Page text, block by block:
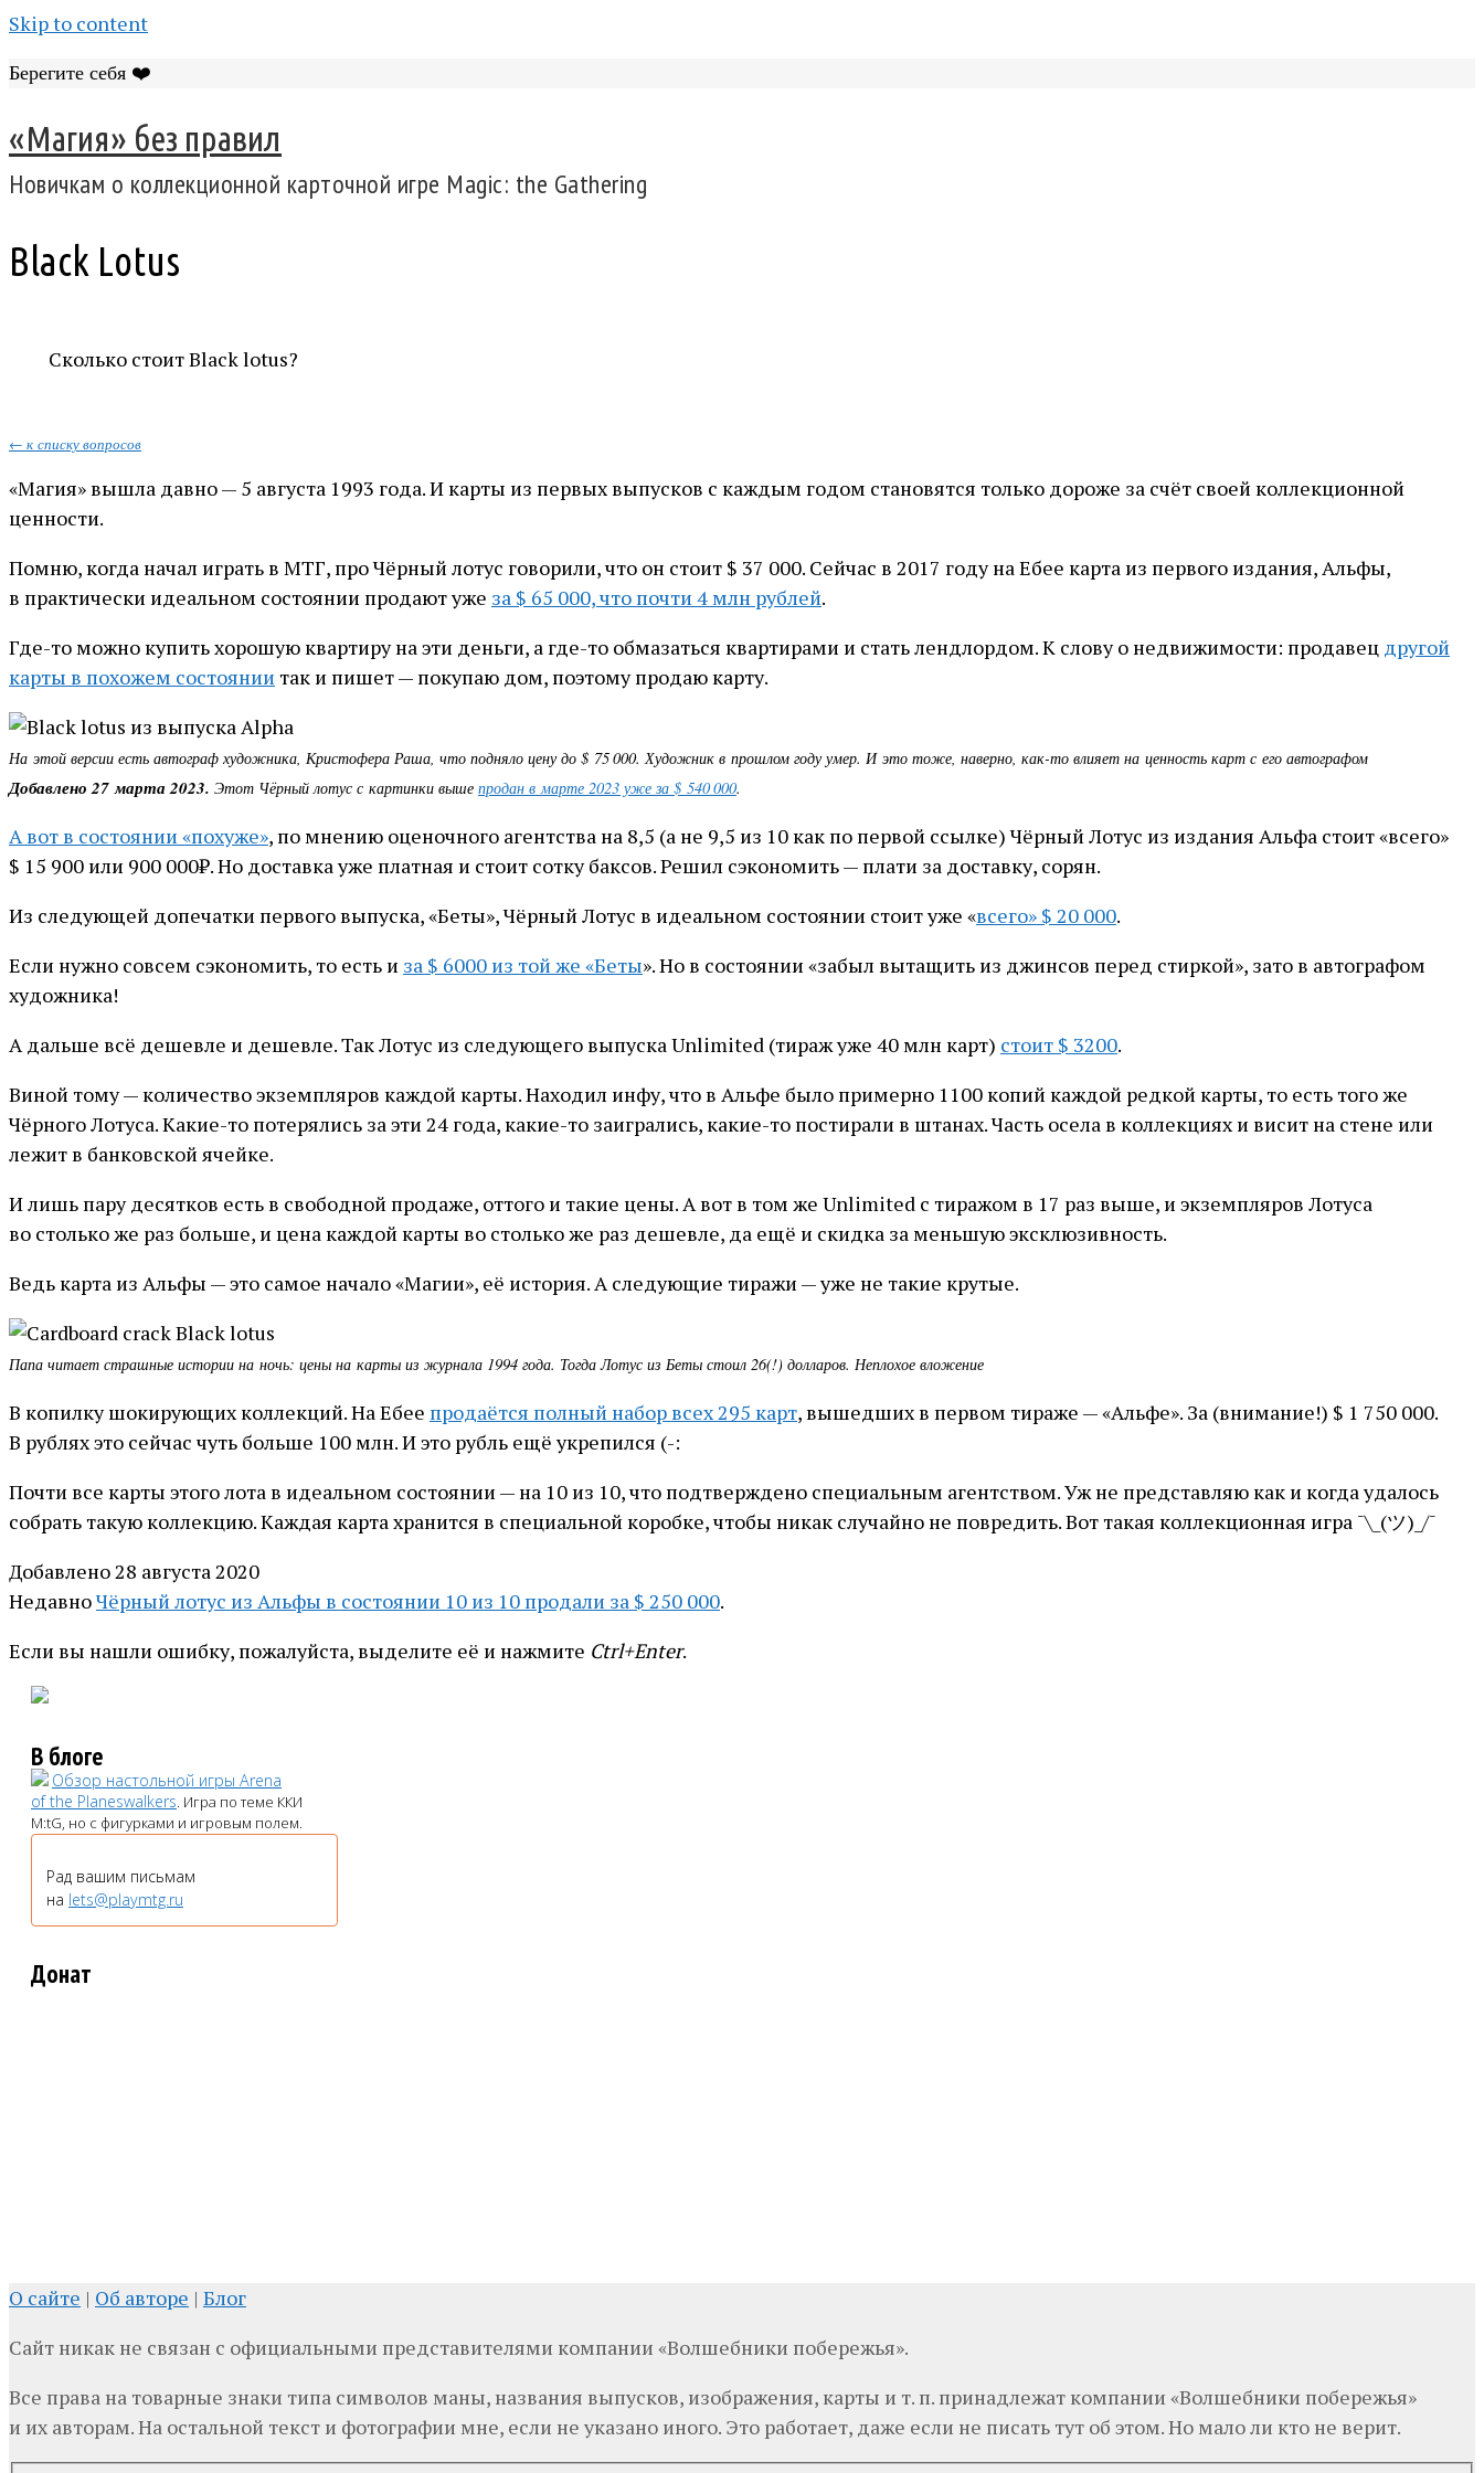
Skip to content
Берегите себя ❤️
«Магия» без правил
Новичкам о коллекционной карточной игре Magic: the Gathering
Black Lotus
Сколько стоит Black lotus?
← к списку вопросов
«Магия» вышла давно — 5 августа 1993 года. И карты из первых выпусков с каждым годом становятся только дороже за счёт своей коллекционной
ценности.
Помню, когда начал играть в МТГ, про Чёрный лотус говорили, что он стоит $ 37 000. Сейчас в 2017 году на Ебее карта из первого издания, Альфы,
в практически идеальном состоянии продают уже за $ 65 000, что почти 4 млн рублей.
Где-то можно купить хорошую квартиру на эти деньги, а где-то обмазаться квартирами и стать лендлордом. К слову о недвижимости: продавец другой
карты в похожем состоянии так и пишет — покупаю дом, поэтому продаю карту.
На этой версии есть автограф художника, Кристофера Раша, что подняло цену до $ 75 000. Художник в прошлом году умер. И это тоже, наверно, как-то влияет на ценность карт с его автографом
Добавлено 27 марта 2023. Этот Чёрный лотус с картинки выше продан в марте 2023 уже за $ 540 000.
А вот в состоянии «похуже», по мнению оценочного агентства на 8,5 (а не 9,5 из 10 как по первой ссылке) Чёрный Лотус из издания Альфа стоит «всего»
$ 15 900 или 900 000₽. Но доставка уже платная и стоит сотку баксов. Решил сэкономить — плати за доставку, сорян.
Из следующей допечатки первого выпуска, «Беты», Чёрный Лотус в идеальном состоянии стоит уже «всего» $ 20 000.
Если нужно совсем сэкономить, то есть и за $ 6000 из той же «Беты». Но в состоянии «забыл вытащить из джинсов перед стиркой», зато в автографом
художника!
А дальше всё дешевле и дешевле. Так Лотус из следующего выпуска Unlimited (тираж уже 40 млн карт) стоит $ 3200.
Виной тому — количество экземпляров каждой карты. Находил инфу, что в Альфе было примерно 1100 копий каждой редкой карты, то есть того же
Чёрного Лотуса. Какие-то потерялись за эти 24 года, какие-то заигрались, какие-то постирали в штанах. Часть осела в коллекциях и висит на стене или
лежит в банковской ячейке.
И лишь пару десятков есть в свободной продаже, оттого и такие цены. А вот в том же Unlimited с тиражом в 17 раз выше, и экземпляров Лотуса
во столько же раз больше, и цена каждой карты во столько же раз дешевле, да ещё и скидка за меньшую эксклюзивность.
Ведь карта из Альфы — это самое начало «Магии», её история. А следующие тиражи — уже не такие крутые.
Папа читает страшные истории на ночь: цены на карты из журнала 1994 года. Тогда Лотус из Беты стоил 26(!) долларов. Неплохое вложение
В копилку шокирующих коллекций. На Ебее продаётся полный набор всех 295 карт, вышедших в первом тираже — «Альфе». За (внимание!) $ 1 750 000.
В рублях это сейчас чуть больше 100 млн. И это рубль ещё укрепился (-:
Почти все карты этого лота в идеальном состоянии — на 10 из 10, что подтверждено специальным агентством. Уж не представляю как и когда удалось
собрать такую коллекцию. Каждая карта хранится в специальной коробке, чтобы никак случайно не повредить. Вот такая коллекционная игра ¯\_(ツ)_/¯
Добавлено 28 августа 2020
НедавноЧёрный лотус из Альфы в состоянии 10 из 10 продали за $ 250 000.
Если вы нашли ошибку, пожалуйста, выделите её и нажмите Ctrl+Enter.
В блоге
Обзор настольной игры Arena
of the Planeswalkers. Игра по теме ККИ
M:tG, но с фигурками и игровым полем.
Рад вашим письмам
на lets@playmtg.ru
Донат
О сайте | Об авторе | Блог
Сайт никак не связан с официальными представителями компании «Волшебники побережья».
Все права на товарные знаки типа символов маны, названия выпусков, изображения, карты и т. п. принадлежат компании «Волшебники побережья»
и их авторам. На остальной текст и фотографии мне, если не указано иного. Это работает, даже если не писать тут об этом. Но мало ли кто не верит.